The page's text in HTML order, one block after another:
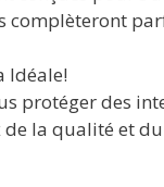
complèteront
Idéale!
protéger des
de la qualité et